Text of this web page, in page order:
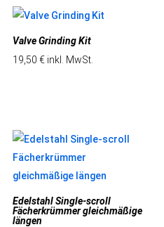
Valve Grinding Kit
19,50€ inkl. MwSt.
Edelstahl Single-scroll
Fächerkrümmer gleichmäßige
längen